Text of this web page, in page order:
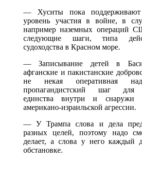
— Хуситы пока
уровень участия в войне, в
например наземных операций
следующие шаги, типа
судоходства в Красном море.
— Записывание детей в
афганские и пакистанские
не некая оперативная
пропагандистский шаг для
единства внутри и снаружи
американо-израильской агрессии.
— У Трампа слова и дела
разных целей, поэтому надо
делает, а слова у него каждый
обстановке.